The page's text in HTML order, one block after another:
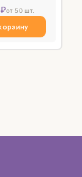
от 50 шт.